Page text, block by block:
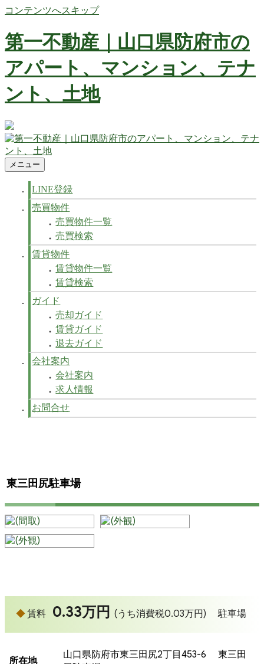
コンテンツへスキップ
第一不動産｜山口県防府市の
アパート、マンション、テナ
ント、土地
防府市の不動産 賃貸、マンション、アパート、テナントなど
不動産の事ならお任せ下さい
第一不動産｜山口県防府市のアパート、マンション、テナン
ト、土地
防府市の不動産 賃貸、マンション、アパート、テナントなど
不動産の事ならお任せ下さい
メニュー
LINE登録
売買物件
売買物件一覧
売買検索
賃貸物件
賃貸物件一覧
賃貸検索
ガイド
売却ガイド
賃貸ガイド
退去ガイド
会社案内
会社案内
求人情報
お問合せ
東三田尻駐車場
賃料 0.33万円 (うち消費税0.03万円) 駐車場
所在地
山口県防府市東三田尻2丁目453-6 東三田